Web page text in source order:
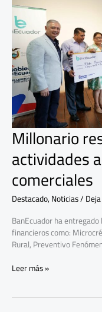
Millonario
actividades
comerciales
Destacado,Noticias/
BanEcuador ha
financieros como:
Rural, Preventivo
financiar
actividades
agrícolas,
productivas
y
comerciales
Leer más »